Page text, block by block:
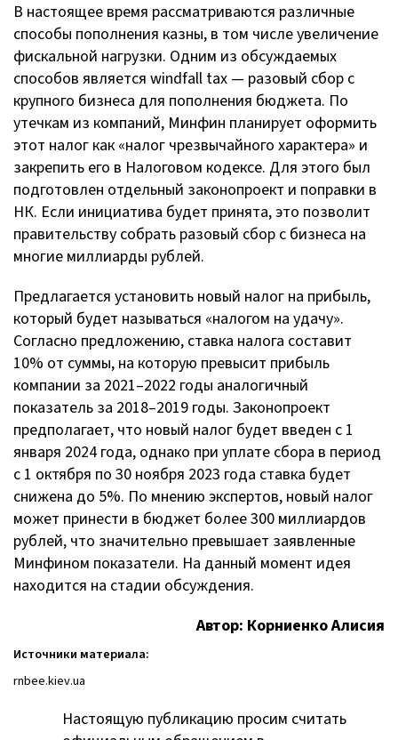
В настоящее время рассматриваются различные
способы пополнения казны, в том числе увеличение
фискальной нагрузки. Одним из обсуждаемых
способов является windfall tax — разовый сбор с
крупного бизнеса для пополнения бюджета. По
утечкам из компаний, Минфин планирует оформить
этот налог как «налог чрезвычайного характера» и
закрепить его в Налоговом кодексе. Для этого был
подготовлен отдельный законопроект и поправки в
НК. Если инициатива будет принята, это позволит
правительству собрать разовый сбор с бизнеса на
многие миллиарды рублей.
Предлагается установить новый налог на прибыль,
который будет называться «налогом на удачу».
Согласно предложению, ставка налога составит
10% от суммы, на которую превысит прибыль
компании за 2021–2022 годы аналогичный
показатель за 2018–2019 годы. Законопроект
предполагает, что новый налог будет введен с 1
января 2024 года, однако при уплате сбора в период
с 1 октября по 30 ноября 2023 года ставка будет
снижена до 5%. По мнению экспертов, новый налог
может принести в бюджет более 300 миллиардов
рублей, что значительно превышает заявленные
Минфином показатели. На данный момент идея
находится на стадии обсуждения.
Автор: Корниенко Алисия
Источники материала:
rnbee.kiev.ua
Настоящую публикацию просим считать